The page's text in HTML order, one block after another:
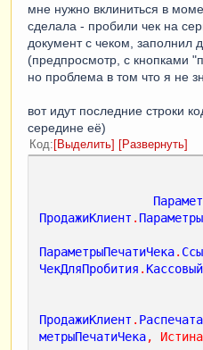
мне нужно вклиниться в
сделала - пробили чек на
документ с чеком, заполнил
(предпросмотр, с кнопками
но проблема в том что я не
вот идут последние строки
середине её)
Код Выделить Развернуть
ПродажиКлиент .
ПараметрыПечатиЧека.
ЧекДляПробития .
ПродажиКлиент .
метрыПечатиЧека, Истина